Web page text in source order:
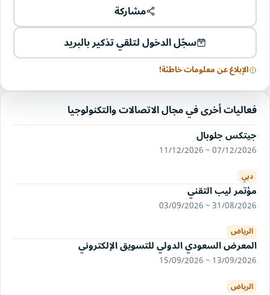
مشاركة
سجّل الدخول لتلقي تذكير بالبريد
الإبلاغ عن معلومات خاطئة!
فعاليات أخرى في مجال الاتصالات والتكنولوجيا
جيتكس جلوبال
07/12/2026 ~ 11/12/2026
دبي
مؤتمر ليب التقني
31/08/2026 ~ 03/09/2026
الرياض
المعرض السعودي الدولي للتسويق الإلكتروني
13/09/2026 ~ 15/09/2026
الرياض